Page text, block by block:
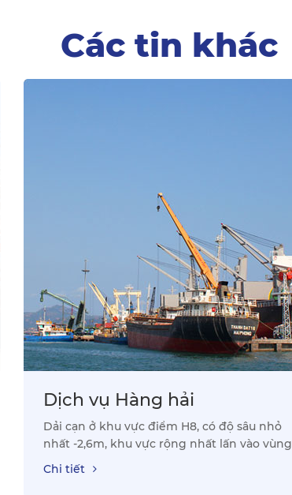
Các tin khác
Dịch vụ Hàng hải
Dải cạn ở khu vực điểm H8, có độ sâu nhỏ
nhất -2,6m, khu vực rộng nhất lấn vào vùng
Chi tiết